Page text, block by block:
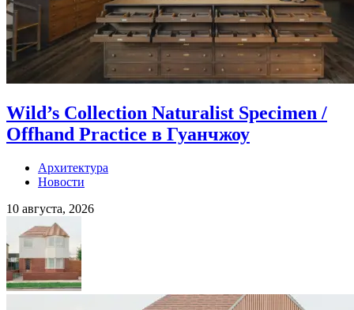
Wild’s Collection Naturalist Specimen /
Offhand Practice в Гуанчжоу
Архитектура
Новости
10 августа, 2026